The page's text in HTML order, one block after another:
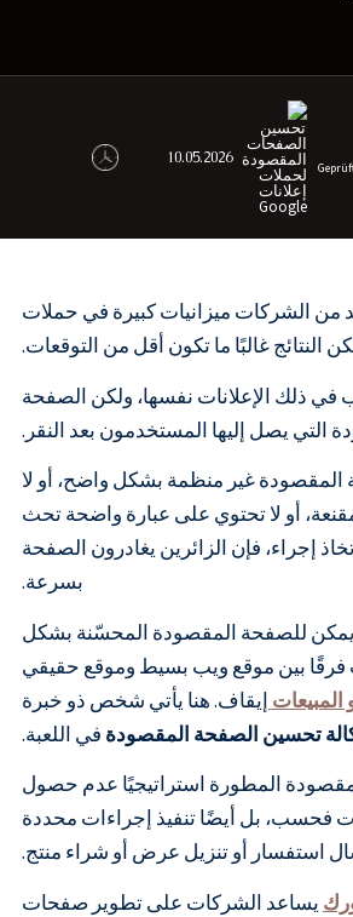
10.05.2026
من الشركات ميزانيات كبيرة في حملات
في ذلك الإعلانات نفسها، ولكن الصفحة
التي يصل إليها المستخدمون بعد النقر.
المقصودة غير منظمة بشكل واضح، أو لا
أو لا تحتوي على عبارة واضحة تحث
إجراء، فإن الزائرين يغادرون الصفحة
بسرعة.
للصفحة المقصودة المحسّنة بشكل
فرقًا بين موقع ويب بسيط وموقع حقيقي
إيقاف. هنا يأتي شخص ذو خبرة
تحسين الصفحة المقصودة في اللعبة.
المطورة استراتيجيًا عدم حصول
فحسب، بل أيضًا تنفيذ إجراءات محددة
استفسار أو تنزيل عرض أو شراء منتج.
يساعد الشركات على تطوير صفحات